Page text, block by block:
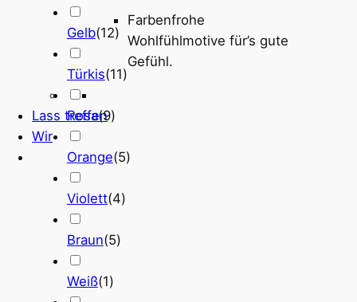
Farbenfrohe
Wohlfühlmotive für’s gute
Gefühl.
Lass treffen
Wir
Gelb(12)
Türkis(11)
Rosa(9)
Orange(5)
Violett(4)
Braun(5)
Weiß(1)